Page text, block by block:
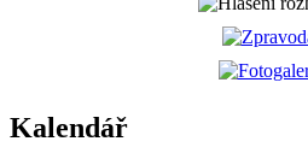
Kalendář